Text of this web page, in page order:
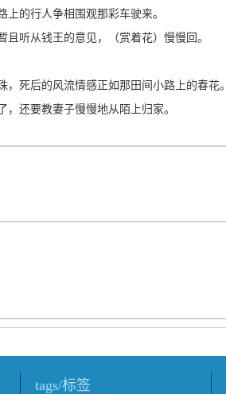
上的行人争相围观那彩车驶来。
听从钱王的意见，（赏着花）慢慢回。
，死后的风流情感正如那田间小路上的春花。
还要教妻子慢慢地从陌上归家。
tags/标签